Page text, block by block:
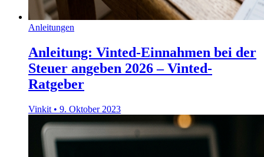
Anleitungen
Anleitung: Vinted-Einnahmen bei der
Steuer angeben 2026 – Vinted-
Ratgeber
Vinkit • 9. Oktober 2023